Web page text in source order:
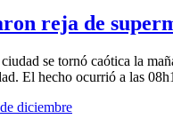
reja de
se tornó caótica la
El hecho ocurrió a las